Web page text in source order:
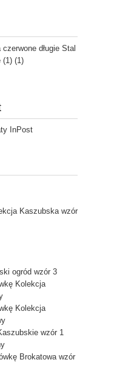
długie Stal
(1) (1)
Kaszubska wzór
ogród wzór 3
Kolekcja
Kolekcja
wzór 1
Brokatowa wzór